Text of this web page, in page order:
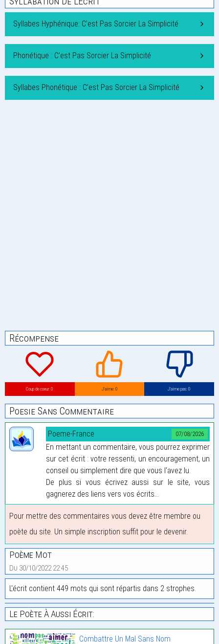
Syllabes Hyphénique: C’est Pas Sorcier La Simplicité
Phonétique : C’est Pas Sorcier La Simplicité
Syllabes Phonétique : C’est Pas Sorcier La Simplicité
Récompense
Coup de coeur: 0 J’aime: 0 J’aime pas: 0
Poesie Sans Commentaire
07/08/2026
Poeme-France
En mettant un commentaire, vous pourrez exprimer
sur cet écrit : votre ressenti, un encouragement, un
conseil ou simplement dire que vous l'avez lu.
De plus si vous écrivez aussi sur le site, vous
gagnerez des liens vers vos écrits...
Pour mettre des commentaires vous devez être membre ou
poète du site. Un simple inscription suffit pour le devenir.
Poème Mot
Du 30/10/2022 22:45
L'écrit contient 449 mots qui sont répartis dans 2 strophes.
Le Poète À Aussi Écrit:
Combattre Un Mal Sans Nom